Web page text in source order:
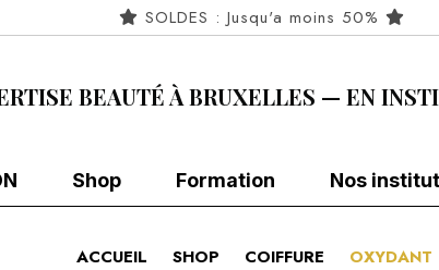
SOLDES : Jusqu'a moins 50%
BEAUTÉ À BRUXELLES — EN
Shop Formation Nos
ACCUEIL SHOP COIFFURE OXYDANT